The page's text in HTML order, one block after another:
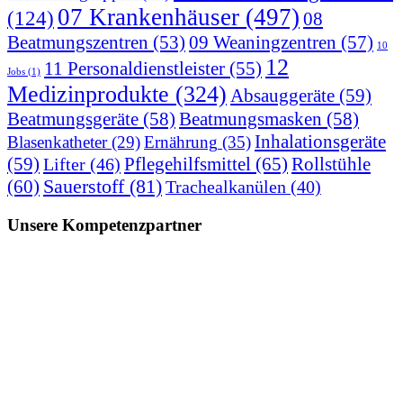
(124) 07 Krankenhäuser (497) 08
Beatmungszentren (53) 09 Weaningzentren (57) 10
Jobs (1) 11 Personaldienstleister (55) 12
Medizinprodukte (324) Absauggeräte (59)
Beatmungsgeräte (58) Beatmungsmasken (58)
Blasenkatheter(29)Ernährung (35)Inhalationsgeräte
(59) Lifter (46) Pflegehilfsmittel (65) Rollstühle
(60) Sauerstoff(81)Trachealkanülen (40)
Unsere Kompetenzpartner